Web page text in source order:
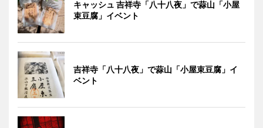
キャッシュ 吉祥寺「八十八夜」で蒜山「小屋
束豆腐」イベント
吉祥寺「八十八夜」で蒜山「小屋束豆腐」イ
ベント